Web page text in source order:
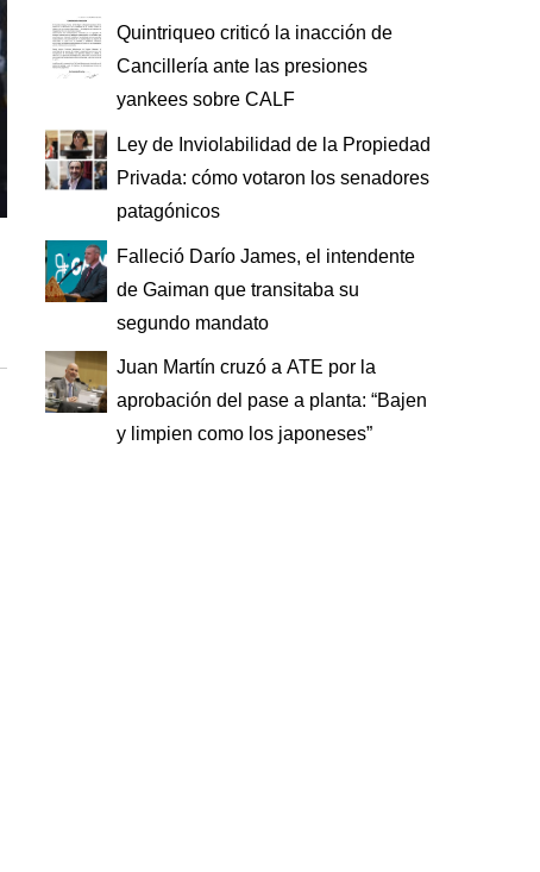
Quintriqueo criticó la inacción de
Cancillería ante las presiones
yankees sobre CALF
Ley de Inviolabilidad de la Propiedad
Privada: cómo votaron los senadores
patagónicos
Falleció Darío James, el intendente
de Gaiman que transitaba su
segundo mandato
Juan Martín cruzó a ATE por la
aprobación del pase a planta: “Bajen
y limpien como los japoneses”